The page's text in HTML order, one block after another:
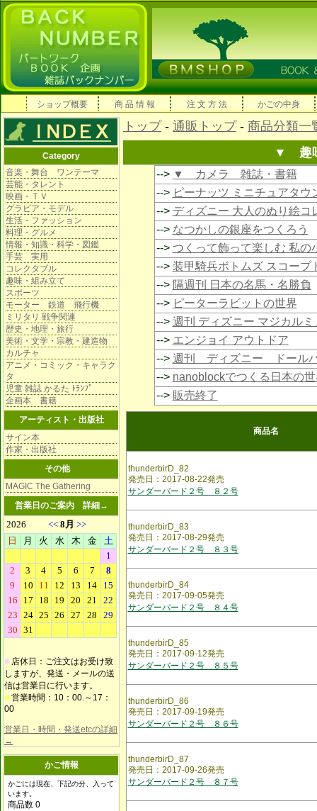
ショップ概要 商 品 情 報 注 文 方 法 かごの中身
Category
音楽・舞台 ワンテーマ
芸能・タレント
映画・ＴＶ
グラビア・モデル
生活・ファッション
料理・グルメ
情報・知識・科学・図鑑
手芸 実用
コレクタブル
趣味・組み立て
スポーツ
モーター 鉄道 飛行機
ミリタリ 戦争関連
歴史・地理・旅行
美術・文学・宗教・建造物
カルチャ
アニメ・コミック・キャラク
タ
児童 雑誌 かるた ﾄﾗﾝﾌﾟ
企画本 書籍
アーティスト・出版社
サイン本
作家・出版社
その他
MAGIC The Gathering
営業日のご案内 詳細→
■ 店休日：ご注文はお受け致
しますが、発送・メールの送
信は営業日に行います。
■ 営業時間：10：00.～17：
00
営業日・時間・発送etcの詳細
→
かご情報
かごには現在、下記の分、入って
います。
商品数 0
トップ- 通販トップ- 商品分類一
▼ 趣
--> ▼ カメラ 雑誌・書籍
--> ピーナッツ ミニチュアタウ
--> ディズニー 大人のぬり絵コ
--> なつかしの銀座をつくろう
--> つくって飾って楽しむ 私の
--> 装甲騎兵ボトムズ スコープ
--> 隔週刊 日本の名馬・名勝負
--> ピーターラビットの世界
--> 週刊 ディズニー マジカル
--> エンジョイ アウトドア
--> 週刊 ディズニー ドール
--> nanoblockでつくる日本の
--> 販売終了
商品名
thunderbirD_82
発売日：2017-08-22発売
サンダーバード２号 ８２号
thunderbirD_83
発売日：2017-08-29発売
サンダーバード２号 ８３号
thunderbirD_84
発売日：2017-09-05発売
サンダーバード２号 ８４号
thunderbirD_85
発売日：2017-09-12発売
サンダーバード２号 ８５号
thunderbirD_86
発売日：2017-09-19発売
サンダーバード２号 ８６号
thunderbirD_87
発売日：2017-09-26発売
サンダーバード２号 ８７号